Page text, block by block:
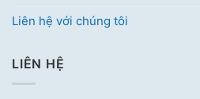
Liên hệ với chúng tôi
LIÊN HỆ